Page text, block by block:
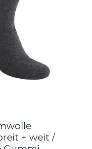
+ weit /